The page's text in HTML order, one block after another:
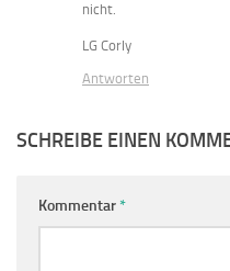
nicht.
LG Corly
Antworten
SCHREIBE EINEN
Kommentar*